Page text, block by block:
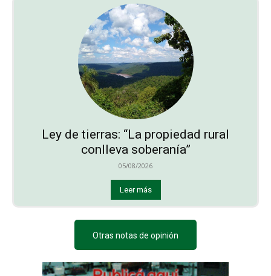
Ley de tierras: “La propiedad rural
conlleva soberanía”
05/08/2026
Leer más
Otras notas de opinión